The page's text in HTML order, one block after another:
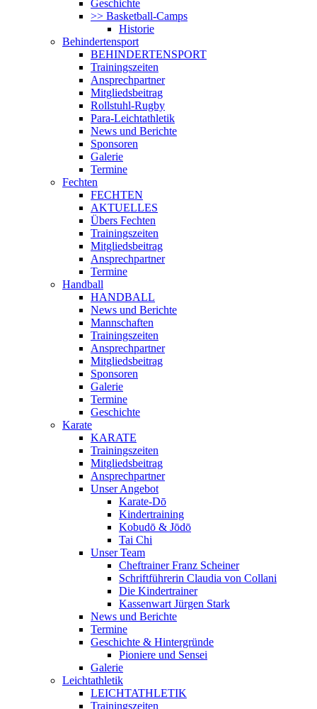
Geschichte
>> Basketball-Camps
Historie
Behindertensport
BEHINDERTENSPORT
Trainingszeiten
Ansprechpartner
Mitgliedsbeitrag
Rollstuhl-Rugby
Para-Leichtathletik
News und Berichte
Sponsoren
Galerie
Termine
Fechten
FECHTEN
AKTUELLES
Übers Fechten
Trainingszeiten
Mitgliedsbeitrag
Ansprechpartner
Termine
Handball
HANDBALL
News und Berichte
Mannschaften
Trainingszeiten
Ansprechpartner
Mitgliedsbeitrag
Sponsoren
Galerie
Termine
Geschichte
Karate
KARATE
Trainingszeiten
Mitgliedsbeitrag
Ansprechpartner
Unser Angebot
Karate-Dō
Kindertraining
Kobudō & Jōdō
Tai Chi
Unser Team
Cheftrainer Franz Scheiner
Schriftführerin Claudia von Collani
Die Kindertrainer
Kassenwart Jürgen Stark
News und Berichte
Termine
Geschichte & Hintergründe
Pioniere und Sensei
Galerie
Leichtathletik
LEICHTATHLETIK
Trainingszeiten